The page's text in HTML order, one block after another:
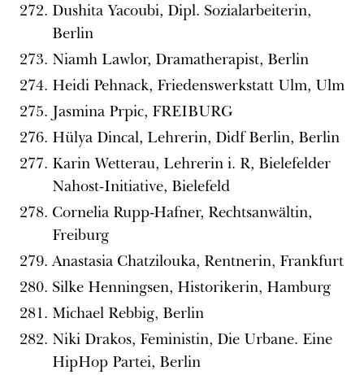
Dushita Yacoubi, Dipl. Sozialarbeiterin,
Berlin
Niamh Lawlor, Dramatherapist, Berlin
Heidi Pehnack, Friedenswerkstatt Ulm, Ulm
Jasmina Prpic, FREIBURG
Hülya Dincal, Lehrerin, Didf Berlin, Berlin
Karin Wetterau, Lehrerin i. R, Bielefelder
Nahost-Initiative, Bielefeld
Cornelia Rupp-Hafner, Rechtsanwältin,
Freiburg
Anastasia Chatzilouka, Rentnerin, Frankfurt
Silke Henningsen, Historikerin, Hamburg
Michael Rebbig, Berlin
Niki Drakos, Feministin, Die Urbane. Eine
HipHop Partei, Berlin